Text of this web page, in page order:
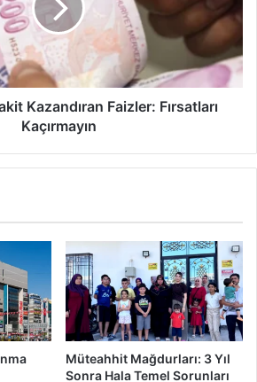
Kazandıran Faizler: Fırsatları
Kaçırmayın
Müteahhit Mağdurları: 3 Yıl
Sonra Hala Temel Sorunları